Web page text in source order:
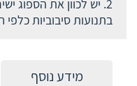
2. יש לכוון את הספוג
בתנועות סיבוביות כלפי
מידע נוסף